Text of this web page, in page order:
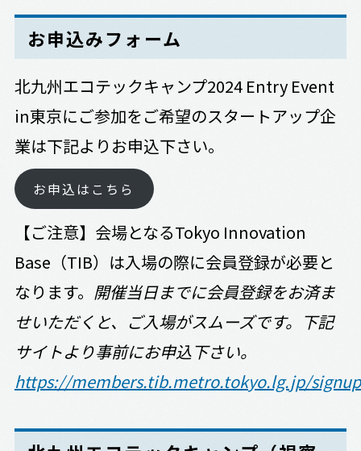
お申込みフォーム
北九州エコテックキャンプ2024 Entry Event
in東京にご参加をご希望のスタートアップ企
業は下記よりお申込下さい。
お申込はこちら
【ご注意】会場となるTokyo Innovation
Base（TIB）は入場の際に会員登録が必要と
なります。 開催当日までに会員登録をお済ま
せいただくと、ご入場がスムーズです。下記
サイトより事前にお申込下さい。
https://members.tib.metro.tokyo.lg.jp/signup